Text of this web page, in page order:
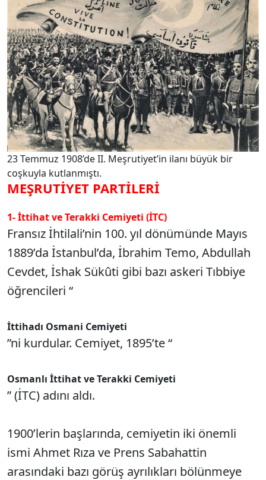
23 Temmuz 1908’de II. Meşrutiyet’in ilanı büyük bir
coşkuyla kutlanmıştı.
MEŞRUTİYET PARTİLERİ
1- İttihat ve Terakki Cemiyeti (İTC)
Fransız İhtilali’nin 100. yıl dönümünde Mayıs
1889’da İstanbul’da, İbrahim Temo, Abdullah
Cevdet, İshak Sükûti gibi bazı askeri Tıbbiye
öğrencileri “
İttihadı Osmani Cemiyeti
”ni kurdular. Cemiyet, 1895’te “
Osmanlı İttihat ve Terakki Cemiyeti
” (İTC) adını aldı.
1900’lerin başlarında, cemiyetin iki önemli
ismi Ahmet Rıza ve Prens Sabahattin
arasındaki bazı görüş ayrılıkları bölünmeye